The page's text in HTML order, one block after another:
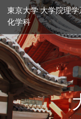
東京大学 大学院理
化学科